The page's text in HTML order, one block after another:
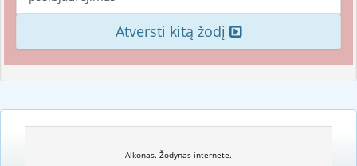
Atversti kitą žodį
Alkonas. Žodynas internete.